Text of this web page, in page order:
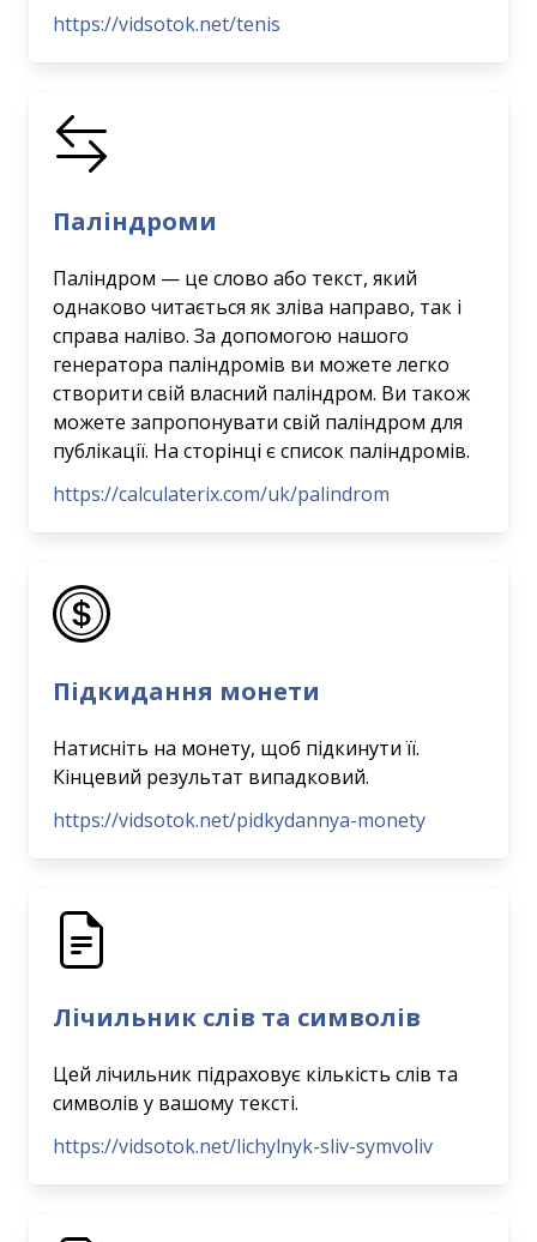
https://vidsotok.net/tenis
Паліндроми
Паліндром — це слово або текст, який
однаково читається як зліва направо, так і
справа наліво. За допомогою нашого
генератора паліндромів ви можете легко
створити свій власний паліндром. Ви також
можете запропонувати свій паліндром для
публікації. На сторінці є список паліндромів.
https://calculaterix.com/uk/palindrom
Підкидання монети
Натисніть на монету, щоб підкинути її.
Кінцевий результат випадковий.
https://vidsotok.net/pidkydannya-monety
Лічильник слів та символів
Цей лічильник підраховує кількість слів та
символів у вашому тексті.
https://vidsotok.net/lichylnyk-sliv-symvoliv